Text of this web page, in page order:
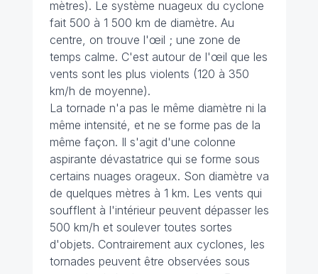
mètres). Le système nuageux du cyclone
fait 500 à 1 500 km de diamètre. Au
centre, on trouve l'œil ; une zone de
temps calme. C'est autour de l'œil que les
vents sont les plus violents (120 à 350
km/h de moyenne).
La tornade n'a pas le même diamètre ni la
même intensité, et ne se forme pas de la
même façon. Il s'agit d'une colonne
aspirante dévastatrice qui se forme sous
certains nuages orageux. Son diamètre va
de quelques mètres à 1 km. Les vents qui
soufflent à l'intérieur peuvent dépasser les
500 km/h et soulever toutes sortes
d'objets. Contrairement aux cyclones, les
tornades peuvent être observées sous